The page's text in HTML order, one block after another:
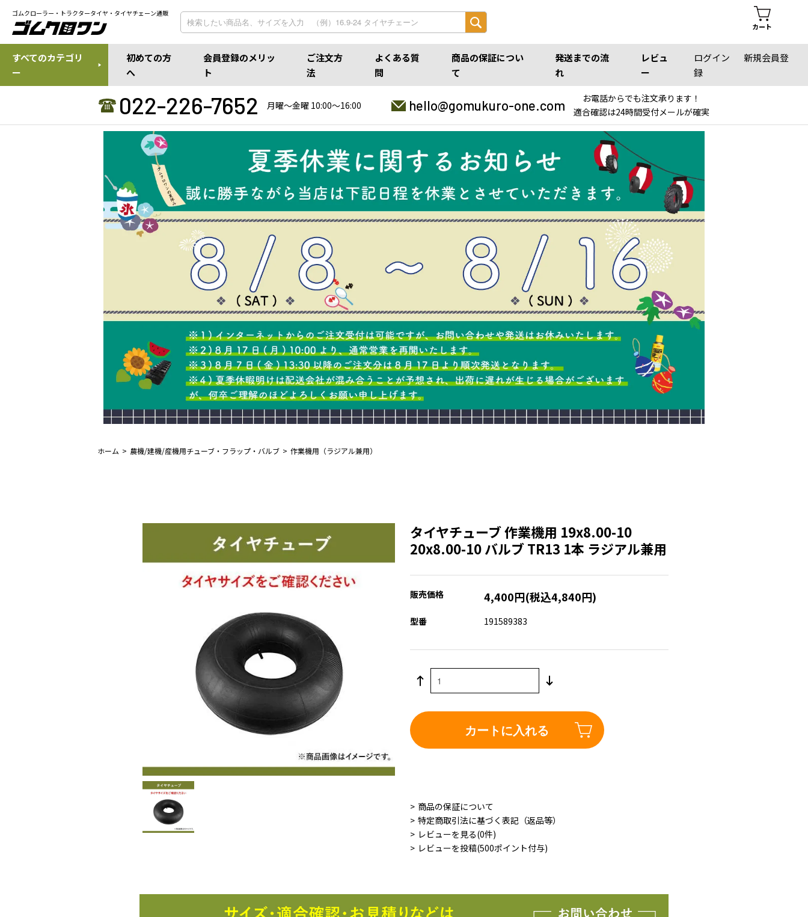
ゴムクローラー・トラクタータイヤ・タイヤチェーン通販
カート
すべてのカテゴリ
ー
初めての方
へ
会員登録のメリッ
ト
ご注文方
法
よくある質
問
商品の保証につい
て
発送までの流
れ
レビュ
ー
ログイン
新規会員登
録
022-226-7652 月曜〜金曜 10:00〜16:00 hello@gomukuro-one.com
お電話からでも注文承ります！
適合確認は24時間受付メールが確実
ホーム 農機/建機/産機用チューブ・フラップ・バルブ 作業機用（ラジアル兼用）
タイヤチューブ 作業機用 19x8.00-10
20x8.00-10 バルブ TR13 1本 ラジアル兼用
販売価格 4,400円(税込4,840円)
型番 191589383
カートに入れる
商品の保証について
特定商取引法に基づく表記（返品等）
レビューを見る(0件)
レビューを投稿(500ポイント付与)